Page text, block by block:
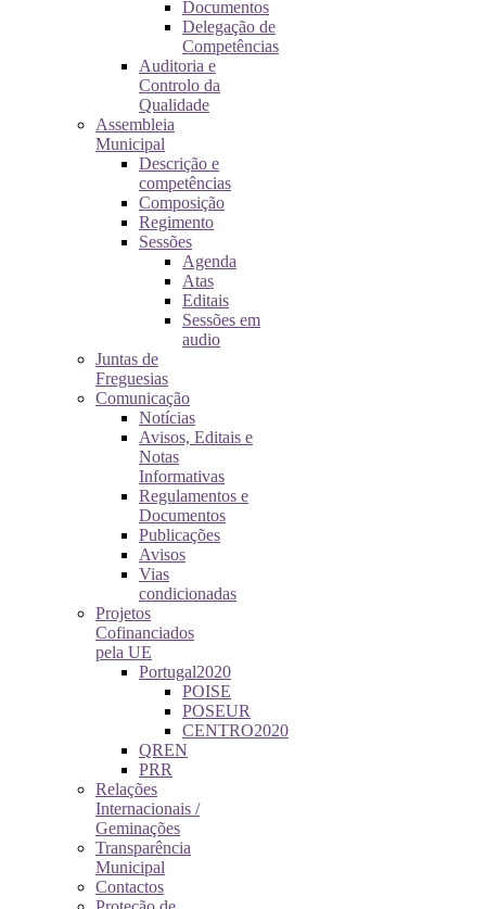
Documentos
Delegação de
Competências
Auditoria e
Controlo da
Qualidade
Assembleia
Municipal
Descrição e
competências
Composição
Regimento
Sessões
Agenda
Atas
Editais
Sessões em
audio
Juntas de
Freguesias
Comunicação
Notícias
Avisos, Editais e
Notas
Informativas
Regulamentos e
Documentos
Publicações
Avisos
Vias
condicionadas
Projetos
Cofinanciados
pela UE
Portugal2020
POISE
POSEUR
CENTRO2020
QREN
PRR
Relações
Internacionais /
Geminações
Transparência
Municipal
Contactos